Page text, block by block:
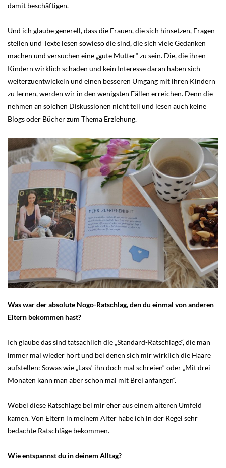
damit beschäftigen.
Und ich glaube generell, dass die Frauen, die sich hinsetzen, Fragen
stellen und Texte lesen sowieso die sind, die sich viele Gedanken
machen und versuchen eine „gute Mutter“ zu sein. Die, die ihren
Kindern wirklich schaden und kein Interesse daran haben sich
weiterzuentwickeln und einen besseren Umgang mit ihren Kindern
zu lernen, werden wir in den wenigsten Fällen erreichen. Denn die
nehmen an solchen Diskussionen nicht teil und lesen auch keine
Blogs oder Bücher zum Thema Erziehung.
Was war der absolute Nogo-Ratschlag, den du einmal von anderen
Eltern bekommen hast?
Ich glaube das sind tatsächlich die „Standard-Ratschläge“, die man
immer mal wieder hört und bei denen sich mir wirklich die Haare
aufstellen: Sowas wie „Lass‘ ihn doch mal schreien“ oder „Mit drei
Monaten kann man aber schon mal mit Brei anfangen“.
Wobei diese Ratschläge bei mir eher aus einem älteren Umfeld
kamen. Von Eltern in meinem Alter habe ich in der Regel sehr
bedachte Ratschläge bekommen.
Wie entspannst du in deinem Alltag?